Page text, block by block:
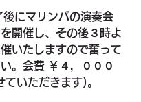
後にマリンバの演奏会
を開催し、その後３時よ
いたしますので奮って
。会費 ￥４，０００
ていただきます)。